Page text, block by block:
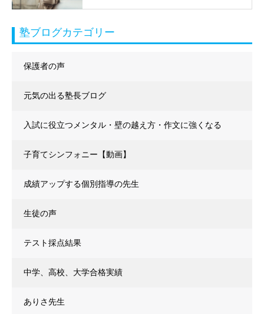
塾ブログカテゴリー
保護者の声
元気の出る塾長ブログ
入試に役立つメンタル・壁の越え方・作文に強くなる
子育てシンフォニー【動画】
成績アップする個別指導の先生
生徒の声
テスト採点結果
中学、高校、大学合格実績
ありさ先生